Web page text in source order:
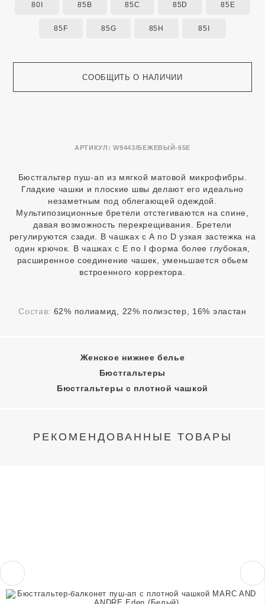
АРТИКУЛ:W9443/БЕЖЕВЫЙ-65E
80I 85B 85C 85D 85E
85F 85G 85H 85I
СООБЩИТЬ О НАЛИЧИИ
Бюстгальтер пуш-ап из мягкой матовой микрофибры.
Гладкие чашки и плоские швы делают его идеально
незаметным под облегающей одеждой.
Мультипозиционные бретели отстегиваются на спине,
давая возможность перекрещивания. Бретели
регулируются сзади. В чашках с A по D узкая застежка на
один крючок. В чашках с E по I форма более глубокая,
расширенное соединение чашек, уменьшается обьем
встроенного корректора.
Состав: 62% полиамид, 22% полиэстер, 16% эластан
Женское нижнее белье
Бюстгальтеры
Бюстгальтеры с плотной чашкой
РЕКОМЕНДОВАННЫЕ ТОВАРЫ